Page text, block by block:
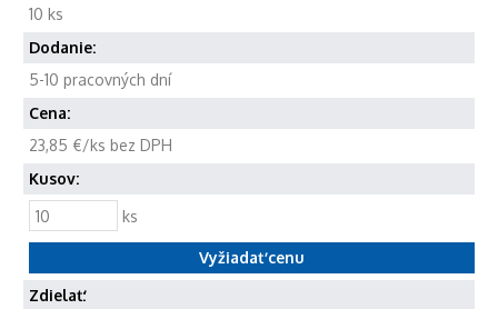
10 ks
Dodanie:
5-10 pracovných dní
Cena:
23,85 €/ks bez DPH
Kusov:
ks
Zdielať: